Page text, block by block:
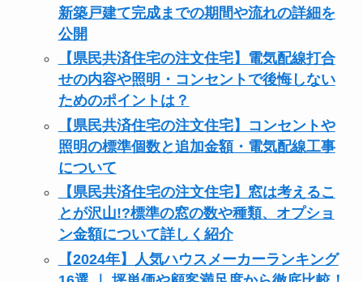
新築戸建て完成までの期間や流れの詳細を
公開
【県民共済住宅の注文住宅】電気配線打合
せの内容や照明・コンセントで後悔しない
ためのポイントは？
【県民共済住宅の注文住宅】コンセントや
照明の標準個数と追加金額・電気配線工事
について
【県民共済住宅の注文住宅】窓は考えるこ
とが沢山!?標準の窓の数や種類、オプショ
ン金額について詳しく紹介
【2024年】人気ハウスメーカーランキング